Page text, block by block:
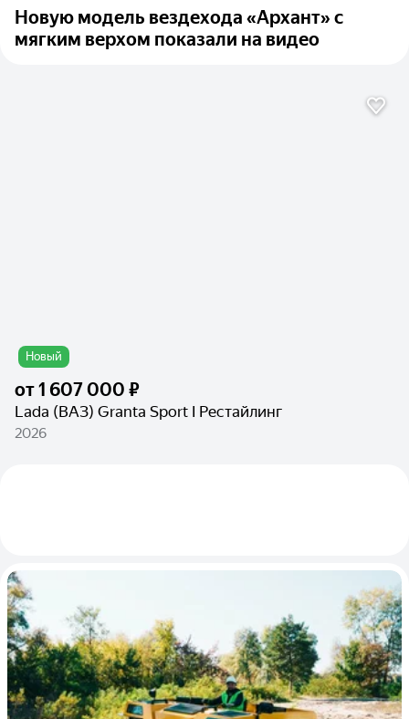
Новую модель вездехода «Архант» с
мягким верхом показали на видео
Новый
от1 607 000 ₽
Lada (ВАЗ) Granta Sport I Рестайлинг
2026